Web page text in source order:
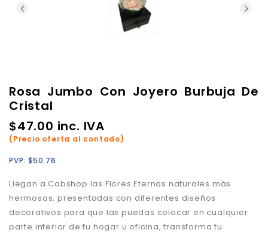
Rosa Jumbo Con Joyero Burbuja De
Cristal
$47.00 inc. IVA
(Precio oferta al contado)
PVP: $50.76
Llegan a Cabshop las Flores Eternas naturales más
hermosas, presentadas con diferentes diseños
decorativos para que las puedas colocar en cualquier
parte interior de tu hogar u oficina, transforma tu